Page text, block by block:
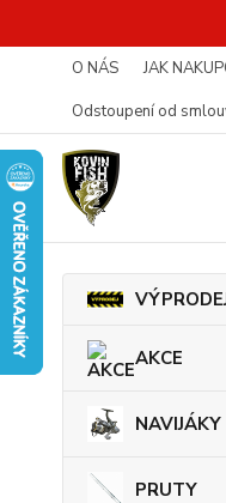
O NÁS JAK
Odstoupení od
AKCE
NAVIJÁKY
PRUTY